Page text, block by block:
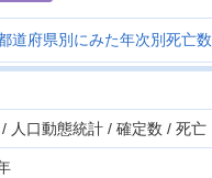
道府県別にみた年次別死亡数
人口動態統計 / 確定数 / 死亡